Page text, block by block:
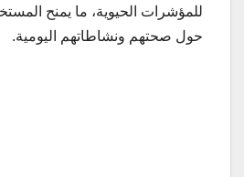
للمؤشرات الحيوية، ما يمنح
حول صحتهم ونشاطاتهم اليومية.